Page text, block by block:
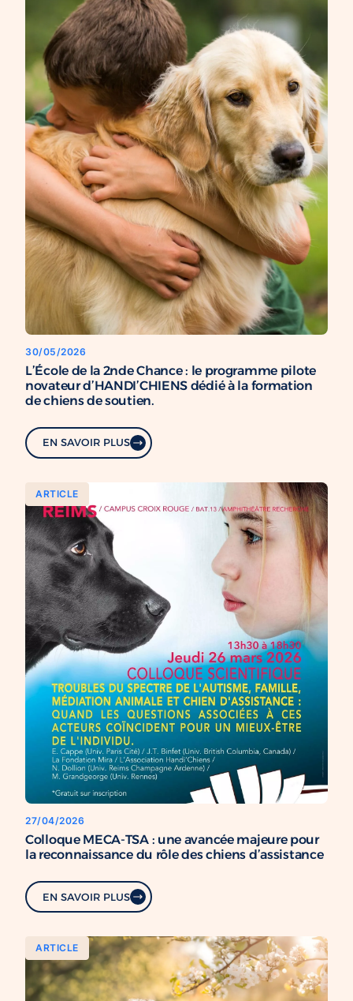
30/05/2026
L’École de la 2nde Chance : le programme pilote
novateur d’HANDI’CHIENS dédié à la formation
de chiens de soutien.
EN SAVOIR PLUS
ARTICLE
27/04/2026
Colloque MECA-TSA : une avancée majeure pour
la reconnaissance du rôle des chiens d’assistance
EN SAVOIR PLUS
ARTICLE